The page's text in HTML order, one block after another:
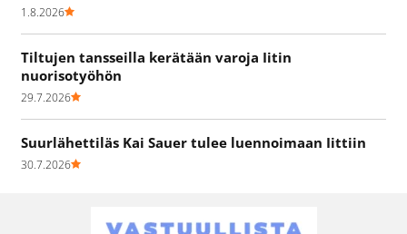
1.8.2026
Tiltujen tansseilla kerätään varoja Iitin
nuorisotyöhön
29.7.2026
Suurlähettiläs Kai Sauer tulee luennoimaan Iittiin
30.7.2026